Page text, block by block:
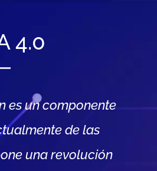
4.0
es un componente
de las
una revolución